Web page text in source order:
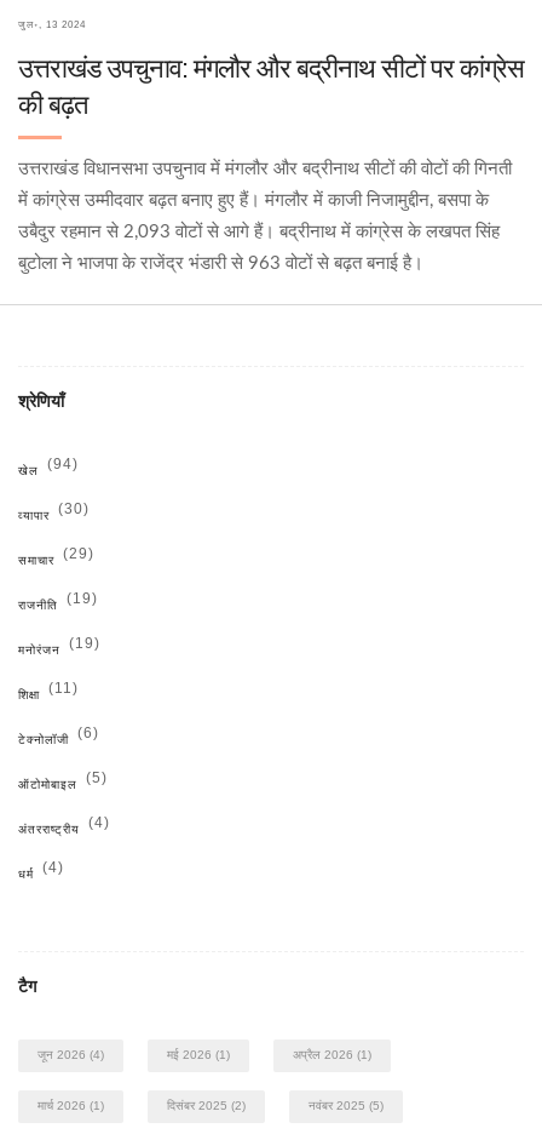
जुल॰, 13 2024
उत्तराखंड उपचुनाव: मंगलौर और बद्रीनाथ सीटों पर कांग्रेस
की बढ़त
उत्तराखंड विधानसभा उपचुनाव में मंगलौर और बद्रीनाथ सीटों की वोटों की गिनती
में कांग्रेस उम्मीदवार बढ़त बनाए हुए हैं। मंगलौर में काजी निजामुद्दीन, बसपा के
उबैदुर रहमान से 2,093 वोटों से आगे हैं। बद्रीनाथ में कांग्रेस के लखपत सिंह
बुटोला ने भाजपा के राजेंद्र भंडारी से 963 वोटों से बढ़त बनाई है।
श्रेणियाँ
खेल (94)
व्यापार (30)
समाचार (29)
राजनीति (19)
मनोरंजन (19)
शिक्षा (11)
टेक्नोलॉजी (6)
ऑटोमोबाइल (5)
अंतरराष्ट्रीय (4)
धर्म (4)
टैग
जून 2026 (4) मई 2026 (1) अप्रैल 2026 (1)
मार्च 2026 (1) दिसंबर 2025 (2) नवंबर 2025 (5)